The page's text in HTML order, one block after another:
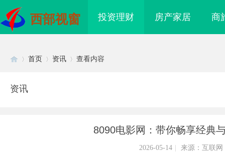
西部视窗 投资理财 房产家居 商
首页 资讯 查看内容
资讯
8090电影网：带你畅享经典
2026-05-14 来源：互联网